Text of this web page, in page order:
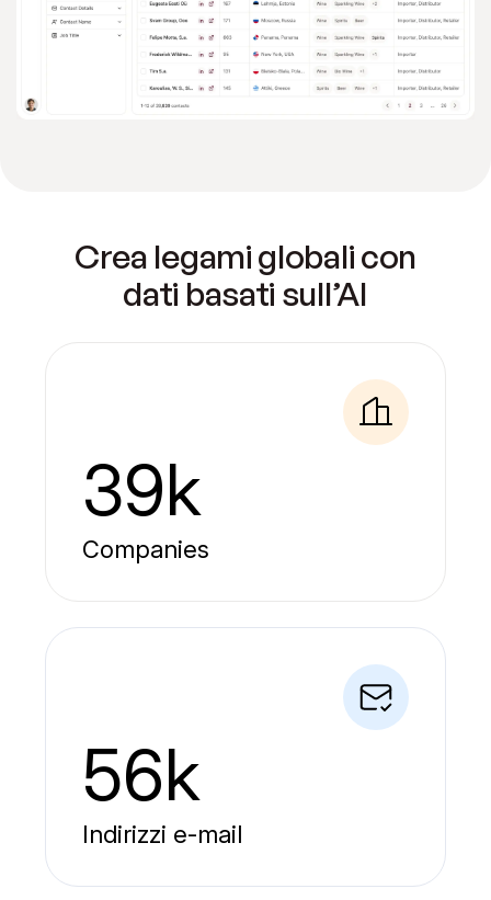
Crea legami globali con
dati basati sull’AI
39k
Companies
56k
Indirizzi e-mail